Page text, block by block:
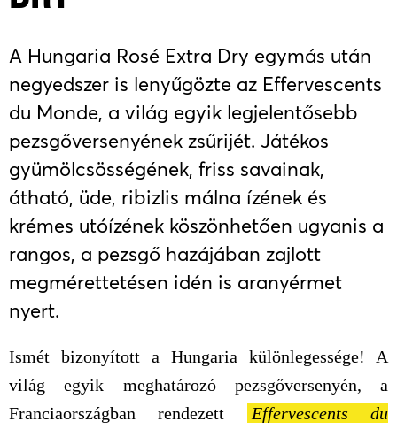
A Hungaria Rosé Extra Dry egymás után
negyedszer is lenyűgözte az Effervescents
du Monde, a világ egyik legjelentősebb
pezsgőversenyének zsűrijét. Játékos
gyümölcsösségének, friss savainak,
átható, üde, ribizlis málna ízének és
krémes utóízének köszönhetően ugyanis a
rangos, a pezsgő hazájában zajlott
megmérettetésen idén is aranyérmet
nyert.
Ismét bizonyított a Hungaria különlegessége! A
világ egyik meghatározó pezsgőversenyén, a
Franciaországban rendezett
Effervescents du